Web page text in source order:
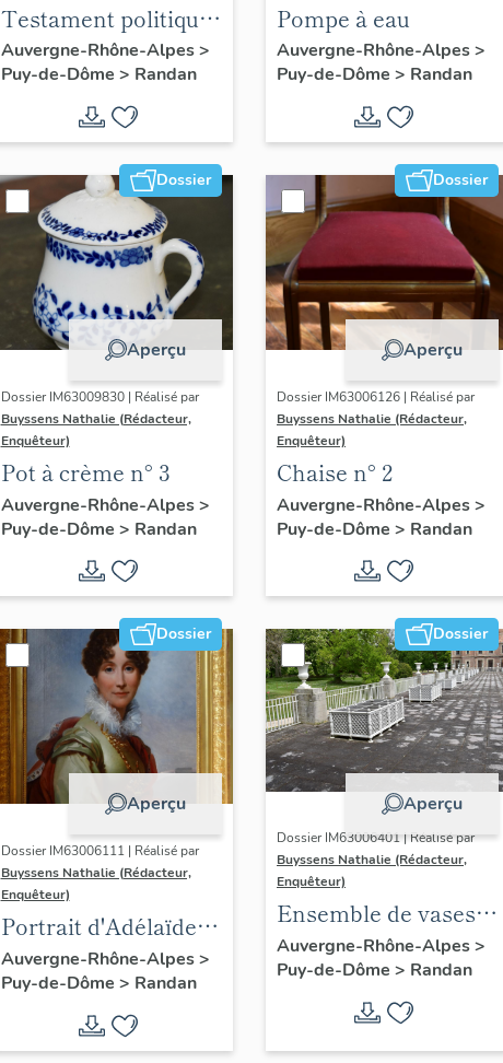
Testament politique
de Philippe
d'Orléans, comte de
Auvergne-Rhône-Alpes>
Puy-de-Dôme > Randan
Pompe à eau
Auvergne-Rhône-Alpes>
Puy-de-Dôme > Randan
Dossier
Aperçu
Dossier IM63009830 | Réalisé par
Buyssens Nathalie (Rédacteur,
Enquêteur)
Pot à crème n° 3
Auvergne-Rhône-Alpes>
Puy-de-Dôme > Randan
Dossier
Aperçu
Dossier IM63006126 | Réalisé par
Buyssens Nathalie (Rédacteur,
Enquêteur)
Chaise n° 2
Auvergne-Rhône-Alpes>
Puy-de-Dôme > Randan
Dossier
Aperçu
Dossier IM63006111 | Réalisé par
Buyssens Nathalie (Rédacteur,
Enquêteur)
Portrait d'Adélaïde
d'Orléans, d'après
François Gérard
Auvergne-Rhône-Alpes>
Puy-de-Dôme > Randan
Dossier
Aperçu
Dossier IM63006401 | Réalisé par
Buyssens Nathalie (Rédacteur,
Enquêteur)
Ensemble de vases
Médicis en fonte
peints (33)
Auvergne-Rhône-Alpes>
Puy-de-Dôme > Randan